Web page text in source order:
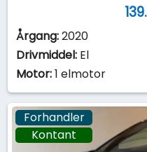
Årgang:2020
Drivmiddel: El
Motor:1 elmotor
Kontant
Forhandler